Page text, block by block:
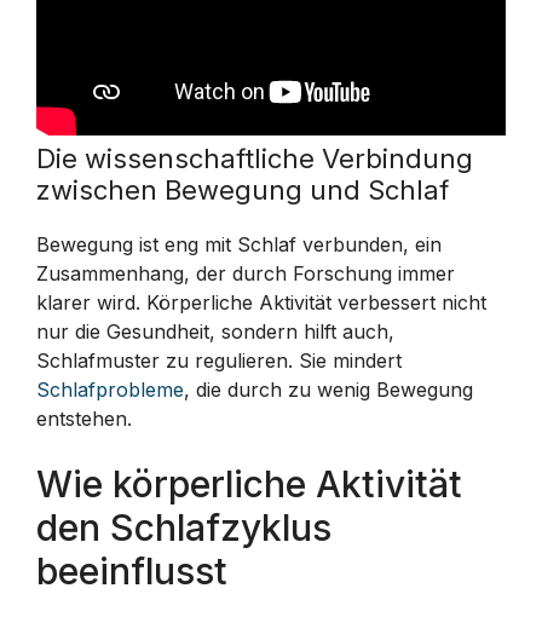
Die wissenschaftliche Verbindung
zwischen Bewegung und Schlaf
Bewegung ist eng mit Schlaf verbunden, ein
Zusammenhang, der durch Forschung immer
klarer wird. Körperliche Aktivität verbessert nicht
nur die Gesundheit, sondern hilft auch,
Schlafmuster zu regulieren. Sie mindert
Schlafprobleme, die durch zu wenig Bewegung
entstehen.
Wie körperliche Aktivität
den Schlafzyklus
beeinflusst